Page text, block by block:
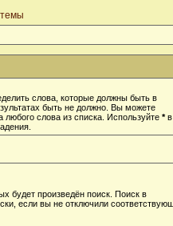
слова, которые должны быть в
быть не должно. Вы можете
любого слова из списка. Используйте *в
будет произведён поиск. Поиск в
если вы не отключили